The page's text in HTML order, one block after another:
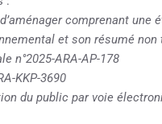
comprenant
et son résumé non
n°2025-ARA-AP-178
KKP-3690
du public par voie